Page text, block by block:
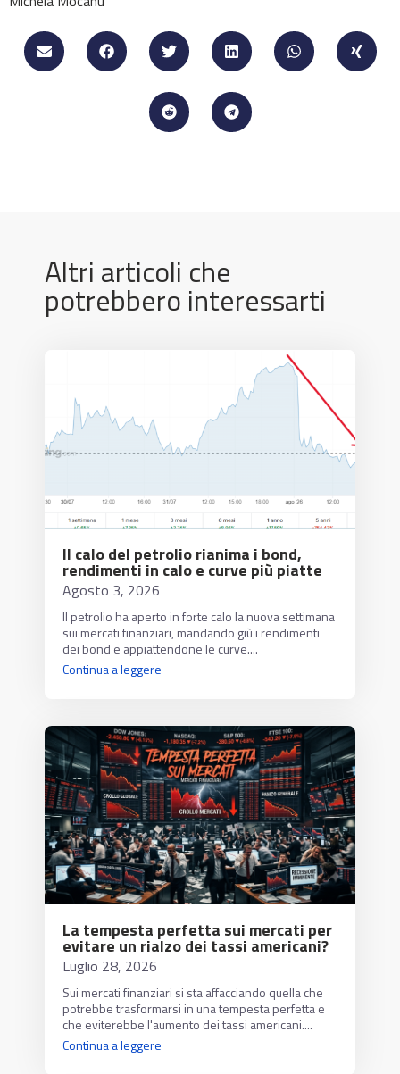
Altri articoli che
potrebbero interessarti
Il calo del petrolio rianima i bond,
rendimenti in calo e curve più piatte
Agosto 3, 2026
Il petrolio ha aperto in forte calo la nuova settimana
sui mercati finanziari, mandando giù i rendimenti
dei bond e appiattendone le curve....
Continua a leggere
La tempesta perfetta sui mercati per
evitare un rialzo dei tassi americani?
Luglio 28, 2026
Sui mercati finanziari si sta affacciando quella che
potrebbe trasformarsi in una tempesta perfetta e
che eviterebbe l'aumento dei tassi americani....
Continua a leggere